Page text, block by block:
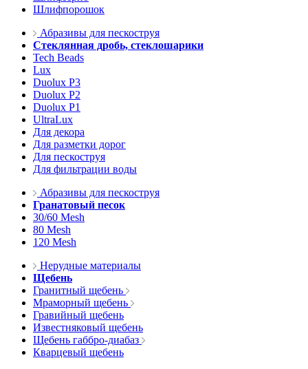
Шлифпорошок
Абразивы для пескоструя
Стеклянная дробь, стеклошарики
Tech Beads
Lux
Duolux P3
Duolux P2
Duolux P1
UltraLux
Для декора
Для разметки дорог
Для пескоструя
Для фильтрации воды
Абразивы для пескоструя
Гранатовый песок
30/60 Mesh
80 Mesh
120 Mesh
Нерудные материалы
Щебень
Гранитный щебень
Мраморный щебень
Гравийный щебень
Известняковый щебень
Щебень габбро-диабаз
Кварцевый щебень